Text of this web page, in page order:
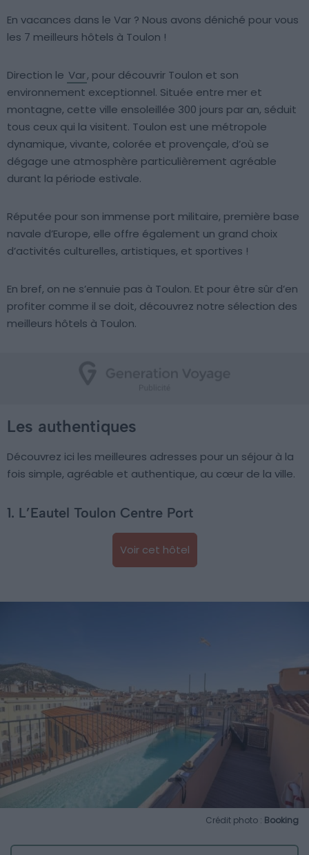
En vacances dans le Var ? Nous avons déniché pour vous
les 7 meilleurs hôtels à Toulon !
Direction le Var, pour découvrir Toulon et son
environnement exceptionnel. Située entre mer et
montagne, cette ville ensoleillée 300 jours par an, séduit
tous ceux qui la visitent. Toulon est une métropole
dynamique, vivante, colorée et provençale, d’où se
dégage une atmosphère particulièrement agréable
durant la période estivale.
Réputée pour son immense port militaire, première base
navale d’Europe, elle offre également un grand choix
d’activités culturelles, artistiques, et sportives !
En bref, on ne s’ennuie pas à Toulon. Et pour être sûr d’en
profiter comme il se doit, découvrez notre sélection des
meilleurs hôtels à Toulon.
Les authentiques
Découvrez ici les meilleures adresses pour un séjour à la
fois simple, agréable et authentique, au cœur de la ville.
1. L’Eautel Toulon Centre Port
Voir cet hôtel
Crédit photo : Booking